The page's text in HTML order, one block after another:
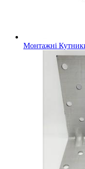
Монтажні